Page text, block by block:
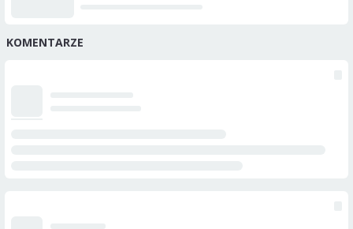
KOMENTARZE